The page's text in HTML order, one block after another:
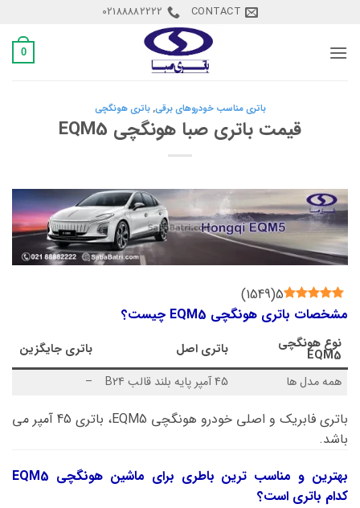
content
CONTACT
02188882222
0
باتری مناسب خودروهای برقی,باتری هونگچی
قیمت باتری صبا هونگچی EQM5
5
(
1549
)
مشخصات باتری هونگچی EQM5 چیست؟
نوع هونگچی
EQM5 باتری اصل
باتری جایگزین
همه مدل ها
45 آمپر پایه بلند قالب B24 –
باتری فابریک و اصلی خودرو هونگچی EQM5، باتری 45 آمپر می
باشد.
بهترین و مناسب ترین باطری برای ماشین هونگچی EQM5
کدام باتری است؟